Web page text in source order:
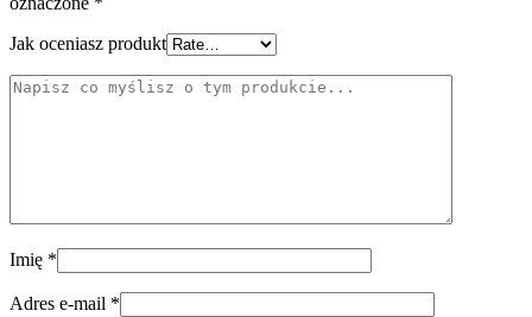
Jak oceniasz produkt
Imię *
Adres e-mail *